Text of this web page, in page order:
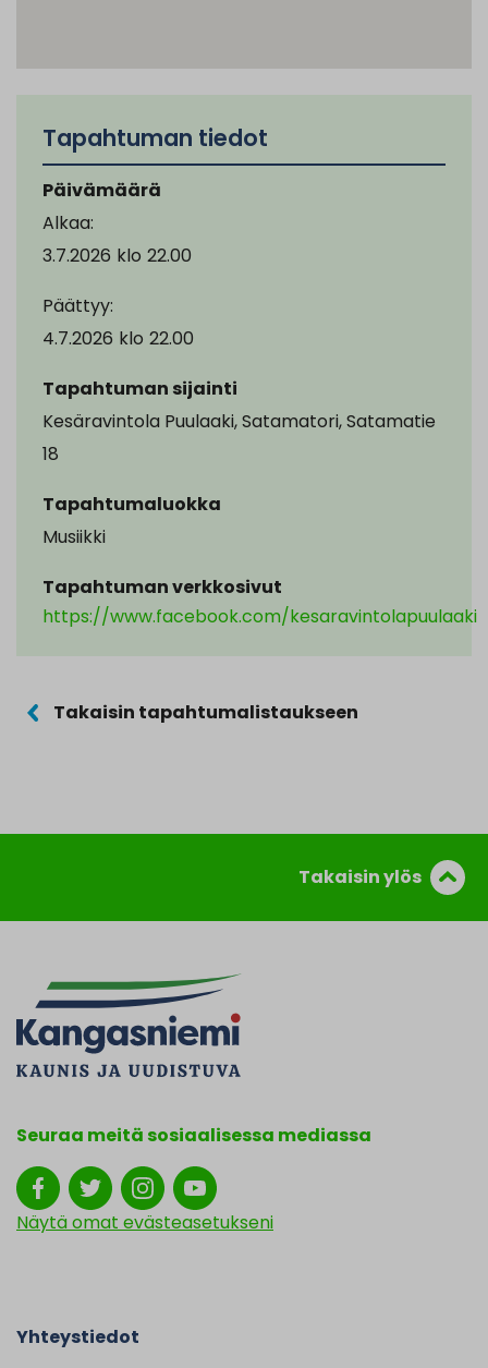
Tapahtuman tiedot
Päivämäärä
Alkaa:
3.7.2026 klo 22.00
Päättyy:
4.7.2026 klo 22.00
Tapahtuman sijainti
Kesäravintola Puulaaki, Satamatori, Satamatie
18
Tapahtumaluokka
Musiikki
Tapahtuman verkkosivut
https://www.facebook.com/kesaravintolapuulaaki
Takaisin tapahtumalistaukseen
Takaisin ylös
Seuraa meitä sosiaalisessa mediassa
Näytä omat evästeasetukseni
Yhteystiedot